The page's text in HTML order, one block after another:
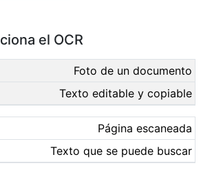
el OCR
Foto de un documento
Texto editable y copiable
Página escaneada
Texto que se puede buscar